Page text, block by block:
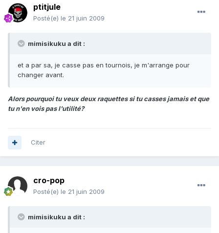
ptitjule
Posté(e) le 21 juin 2009
mimisikuku a dit :
et a par sa, je casse pas en tournois, je m'arrange pour
changer avant.
Alors pourquoi tu veux deux raquettes si tu casses jamais et que
tu n'en vois pas l'utilité?
Citer
cro-pop
Posté(e) le 21 juin 2009
mimisikuku a dit :